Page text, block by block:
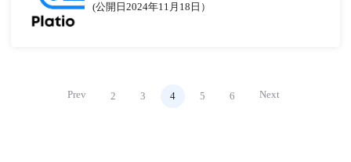
(公開日2024年11月18日）
Prev 2 3 4 5 6 Next